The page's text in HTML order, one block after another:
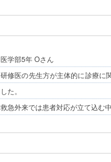
医学部5年 Oさん
研修医の先生方が主体的に診療に
した。
救急外来では患者対応が立て込む